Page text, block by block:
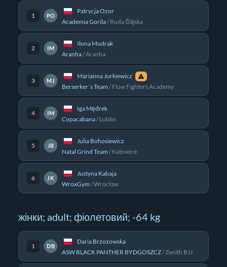
1 PO
Patrycja Ozor
Academia Gorila/Ruda Śląska
2 IM
Ilona Modrak
Aranha/Aranha
3 MJ
Marianna Jurkiewicz
Berserker`s Team /Flow Fighters Academy
4 IM
Iga Mędrek
Copacabana/Lublin
5 JB
Julia Bohosiewicz
Natal Grind Team /Katowice
6 JK
Justyna Kabaja
WroxGym /Wrocław
жінки; adult; фіолетовий; -64 kg
1 DB
Daria Brzozowska
ASW BLACK PANTHER BYDGOSZCZ/Zenith BJJ